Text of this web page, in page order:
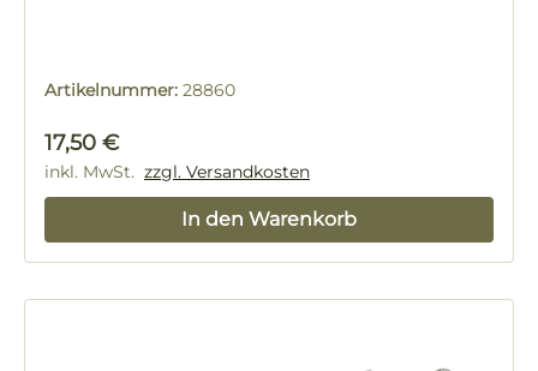
Artikelnummer: 28860
Regulärer Preis:
17,50 €
inkl. MwSt. zzgl. Versandkosten
In den Warenkorb